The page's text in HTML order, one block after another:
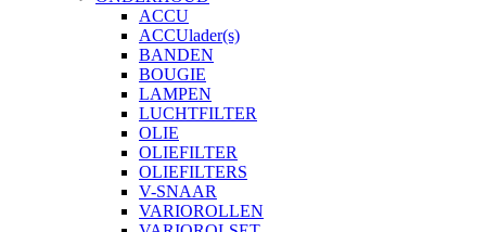
ACCU
ACCUlader(s)
BANDEN
BOUGIE
LAMPEN
LUCHTFILTER
OLIE
OLIEFILTER
OLIEFILTERS
V-SNAAR
VARIOROLLEN